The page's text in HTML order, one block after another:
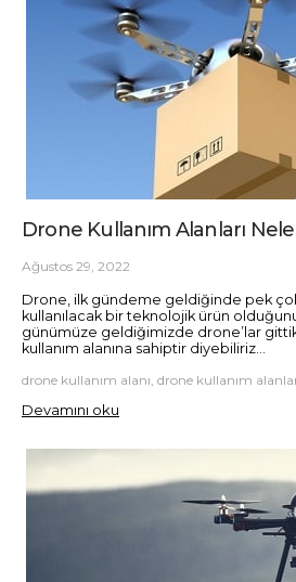
Drone Kullanım Alanları
Ağustos 29, 2022
Drone, ilk gündeme geldiğinde pek
kullanılacak bir teknolojik ürün
günümüze geldiğimizde drone’lar
kullanım alanına sahiptir diyebiliriz...
Devamını oku